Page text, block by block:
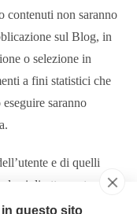
contenuti non saranno
sul Blog, in
o selezione in
a fini statistici che
saranno
e di quelli
direttamente
garantiamo che
questo sito